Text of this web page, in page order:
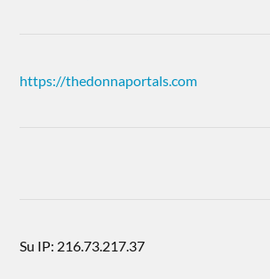
https://thedonnaportals.com
Su IP: 216.73.217.37